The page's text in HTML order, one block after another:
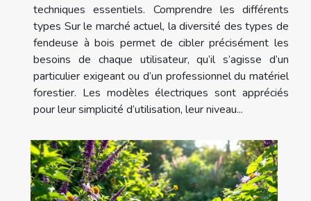
techniques essentiels. Comprendre les différents
types Sur le marché actuel, la diversité des types de
fendeuse à bois permet de cibler précisément les
besoins de chaque utilisateur, qu’il s’agisse d’un
particulier exigeant ou d’un professionnel du matériel
forestier. Les modèles électriques sont appréciés
pour leur simplicité d’utilisation, leur niveau...